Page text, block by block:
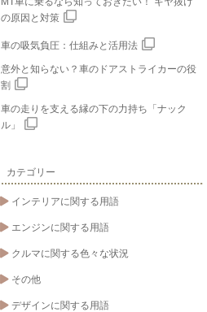
の原因と対策
車の吸気負圧：仕組みと活用法
意外と知らない？車のドアストライカーの役
割
車の走りを支える縁の下の力持ち「ナック
ル」
カテゴリー
インテリアに関する用語
エンジンに関する用語
クルマに関する色々な状況
その他
デザインに関する用語